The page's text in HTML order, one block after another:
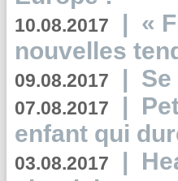
10.08.2017 | «
nouvelles
09.08.2017 |
07.08.2017 |
enfant qui
03.08.2017 |